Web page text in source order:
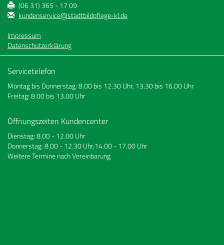
(06 31) 365 - 17 09
kundenservice@stadtbildpflege-kl.de
Impressum
Datenschutzerklärung
Servicetelefon
Montag bis Donnerstag: 8.00 bis 12.30 Uhr, 13.30 bis 16.00 Uhr
Freitag: 8.00 bis 13.00 Uhr
Öffnungszeiten Kundencenter
Dienstag: 8.00 - 12.00 Uhr
Donnerstag: 8.00 - 12.30 Uhr,14.00 - 17.00 Uhr
Weitere Termine nach Vereinbarung